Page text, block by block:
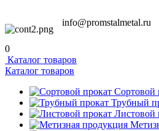
info@promstalmetal.ru
0
Каталог товаров
Каталог товаров
Сортовой
Трубный
Листовой